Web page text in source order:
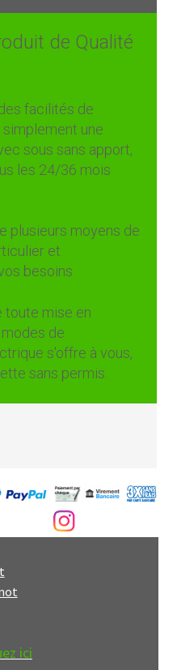
de Qualité
facilités de
une
sous sans apport,
les 24/36 mois
plusieurs moyens de
et
besoins
toute mise en
de
s'offre à vous,
sans permis.
ici